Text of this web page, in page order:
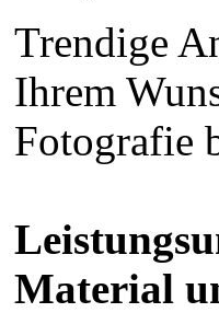
Trendige
Ihrem
Fotografie
Material